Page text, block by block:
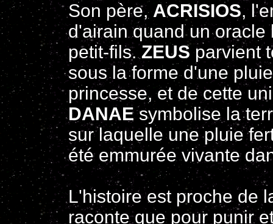
Son père, ACRISIOS,
d'airain quand un
petit-fils.ZEUS parvient
sous la forme d'une
princesse, et de cette
DANAEsymbolise la
sur laquelle une pluie
été emmurée vivante
L'histoire est proche de
raconte que pour punir